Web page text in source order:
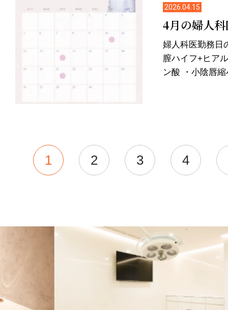
2026.04.15
4月の婦人
婦人科医勤務日
膣ハイフ+ヒア
ン酸 ・小陰唇
1 2 3 4